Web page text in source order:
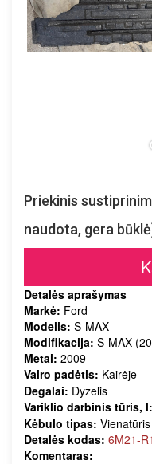
Priekinis
naudota, gera
Detalės aprašymas
Markė: Ford
Modelis: S-MAX
Modifikacija: S-MAX
Metai: 2009
Vairo padėtis: Kairėje
Degalai: Dyzelis
Variklio darbinis tūris, l:
Kėbulo tipas: Vienatūris
Detalės kodas: 6M21-
Komentaras: